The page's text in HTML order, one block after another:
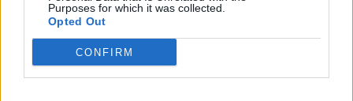
Purposes for which it was collected.
Opted Out
CONFIRM
Waarom steeds meer sleutelfiguren Ajax
verlaten
Steijn: ‘Bergwijn was niet mijn eerste keus als
Ajax-aanvoerder’